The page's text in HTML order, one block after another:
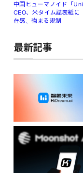
中国ヒューマノイド「
CEO、米タイム誌表紙
在感、強まる規制
最新記事